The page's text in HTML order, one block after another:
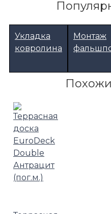
Укладка
ковролина
Монтаж